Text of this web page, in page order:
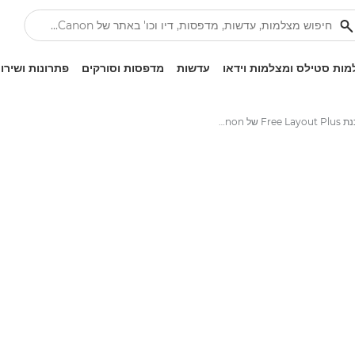
סטילס ומצלמות וידאו עדשות מדפסות וסורקים פתרונות
תוכנת Free Layout Plus של Canon